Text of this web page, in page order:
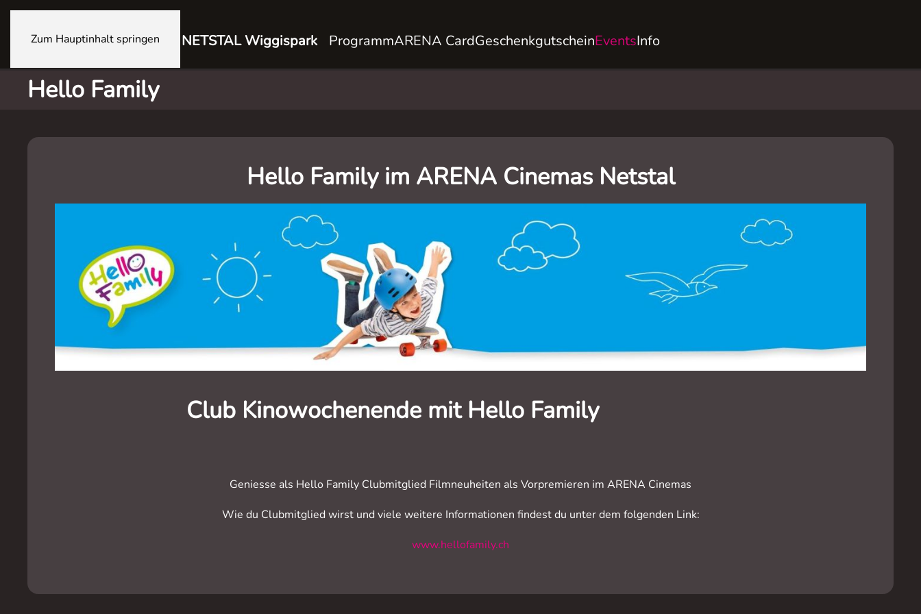
Zum Hauptinhalt springen NETSTAL Wiggispark ProgrammARENA CardGeschenkgutscheinEventsInfo
Hello Family
Hello Family im ARENA Cinemas Netstal
Club Kinowochenende mit Hello Family
Geniesse als Hello Family Clubmitglied Filmneuheiten als Vorpremieren im ARENA Cinemas
Wie du Clubmitglied wirst und viele weitere Informationen findest du unter dem folgenden Link:
www.hellofamily.ch